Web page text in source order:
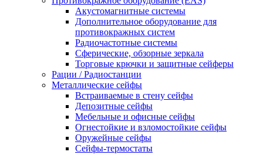
Акустомагнитные системы
Дополнительное оборудование для
противокражных систем
Радиочастотные системы
Сферические, обзорные зеркала
Торговые крючки и защитные сейферы
Рации / Радиостанции
Металлические сейфы
Встраиваемые в стену сейфы
Депозитные сейфы
Мебельные и офисные сейфы
Огнестойкие и взломостойкие сейфы
Оружейные сейфы
Сейфы-термостаты